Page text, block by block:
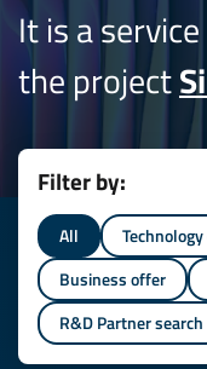
It is a
the project
Filter by:
All
Business offer
R&D Partner search